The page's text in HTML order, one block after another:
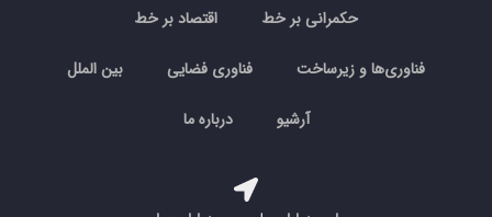
حکمرانی بر خط اقتصاد بر خط
فناوری‌ها و زیرساخت فناوری فضایی بین الملل
آرشیو درباره ما